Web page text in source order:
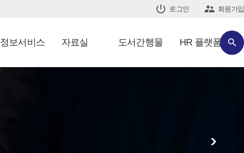
 로그인  회원가입

정보서비스 자료실 도서간행물 HR 플랫폼
>